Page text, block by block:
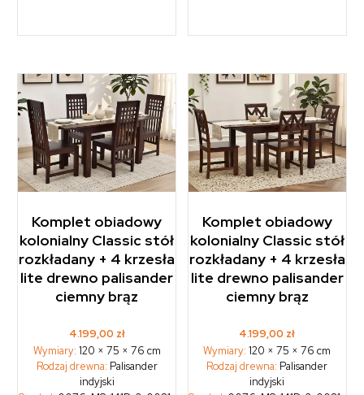
Komplet obiadowy
kolonialny Classic stół
rozkładany + 4 krzesła
lite drewno palisander
ciemny brąz
4.199,00 zł
Wymiary: 120 × 75 × 76 cm
Rodzaj drewna: Palisander
indyjski
Komplet obiadowy
kolonialny Classic stół
rozkładany + 4 krzesła
lite drewno palisander
ciemny brąz
4.199,00 zł
Wymiary:120 × 75 × 76 cm
Rodzaj drewna: Palisander
indyjski